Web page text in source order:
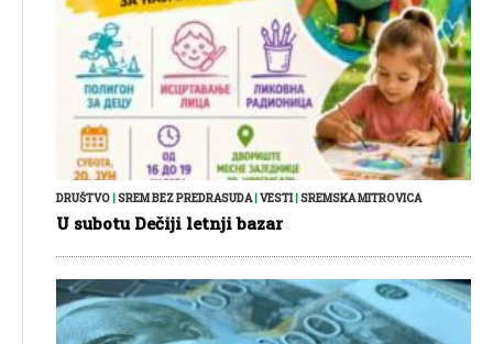
DRUŠTVO|SREM BEZ PREDRASUDA|VESTI|SREMSKA MITROVICA
U subotu Dečiji letnji bazar